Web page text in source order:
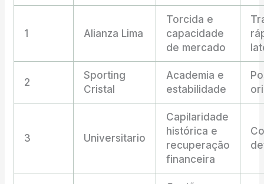
1 Alianza Lima
Torcida e
capacidade
de mercado
2
Sporting
Cristal
Academia e
estabilidade
3 Universitario
Capilaridade
histórica e
recuperação
financeira